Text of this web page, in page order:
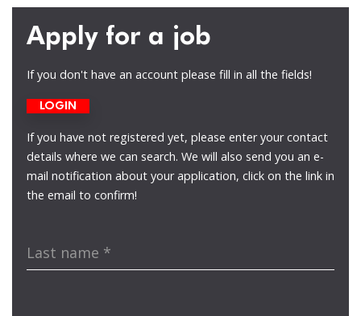
Apply for a job
If you don't have an account please fill in all the fields!
LOGIN
If you have not registered yet, please enter your contact
details where we can search. We will also send you an e-
mail notification about your application, click on the link in
the email to confirm!
Last name *